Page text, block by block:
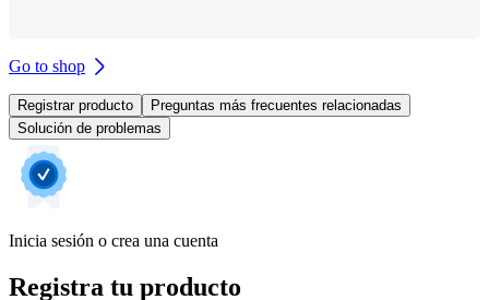
Go to shop
Registrar producto
Preguntas más frecuentes relacionadas
Solución de problemas
Inicia sesión o crea una cuenta
Registra tu producto